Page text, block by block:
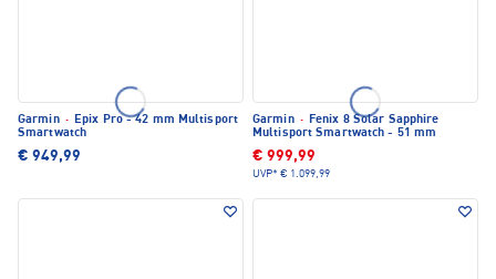
Garmin · Epix Pro - 42 mm Multisport
Smartwatch
€ 949,99
Garmin · Fenix 8 Solar Sapphire
Multisport Smartwatch - 51 mm
€ 999,99
UVP* € 1.099,99